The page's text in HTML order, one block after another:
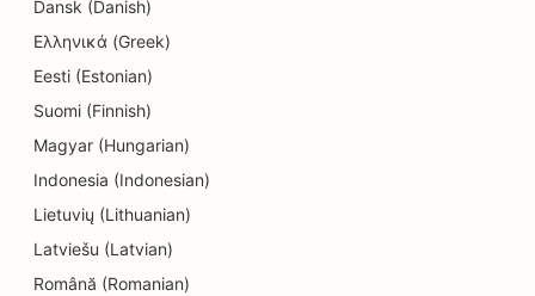
SEO az oktatási és gyermekgondozási
szolgáltatásokhoz
SEO villanyszerelők számára
SEO a vegytisztítók számára
SEO elektronikai üzletek számára
SEO mérnöki irodák számára
Dansk (Danish)
Ελληνικά (Greek)
Eesti (Estonian)
Suomi (Finnish)
Magyar (Hungarian)
Indonesia (Indonesian)
Lietuvių (Lithuanian)
Latviešu (Latvian)
Română (Romanian)